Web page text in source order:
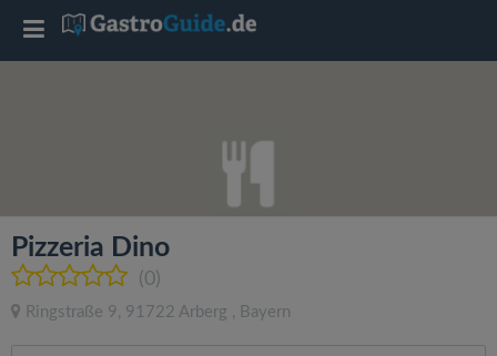
Pizzeria Dino
(0)
Ringstraße 9, 91722 Arberg , Bayern
T
l
e